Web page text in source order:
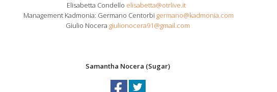
Elisabetta Condello elisabetta@otrlive.it
Management Kadmonia: Germano Centorbi germano@kadmonia.com
Giulio Nocera giulionocera91@gmail.com
Samantha Nocera (Sugar)